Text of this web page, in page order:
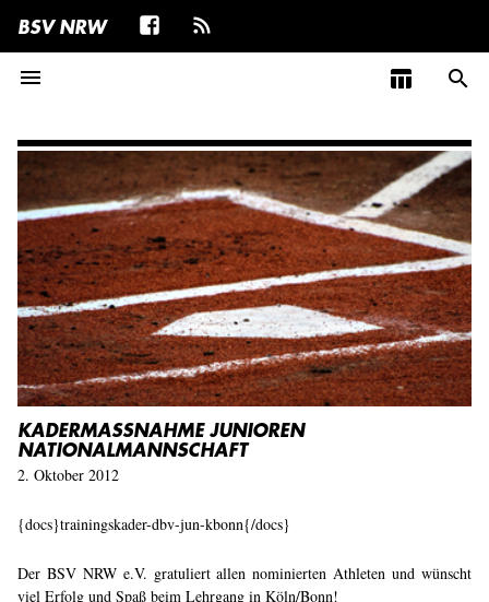
BSV NRW
menu
table_chart search
KADERMASSNAHME JUNIOREN N
ATIONALMANNSCHAFT
2. Oktober 2012
{docs}trainingskader-dbv-jun-kbonn{/docs}
Der BSV NRW e.V. gratuliert allen nominierten Athleten und wünscht
viel Erfolg und Spaß beim Lehrgang in Köln/Bonn!